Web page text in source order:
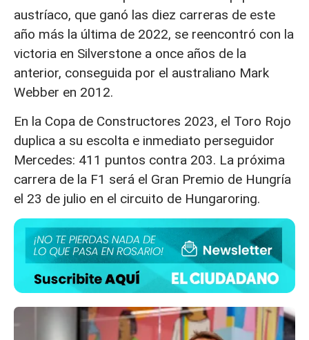
austríaco, que ganó las diez carreras de este
año más la última de 2022, se reencontró con la
victoria en Silverstone a once años de la
anterior, conseguida por el australiano Mark
Webber en 2012.
En la Copa de Constructores 2023, el Toro Rojo
duplica a su escolta e inmediato perseguidor
Mercedes: 411 puntos contra 203. La próxima
carrera de la F1 será el Gran Premio de Hungría
el 23 de julio en el circuito de Hungaroring.